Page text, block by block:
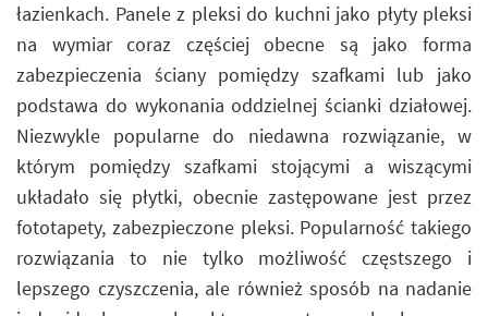
łazienkach. Panele z pleksi do kuchni jako płyty pleksi
na wymiar coraz częściej obecne są jako forma
zabezpieczenia ściany pomiędzy szafkami lub jako
podstawa do wykonania oddzielnej ścianki działowej.
Niezwykle popularne do niedawna rozwiązanie, w
którym pomiędzy szafkami stojącymi a wiszącymi
układało się płytki, obecnie zastępowane jest przez
fototapety, zabezpieczone pleksi. Popularność takiego
rozwiązania to nie tylko możliwość częstszego i
lepszego czyszczenia, ale również sposób na nadanie